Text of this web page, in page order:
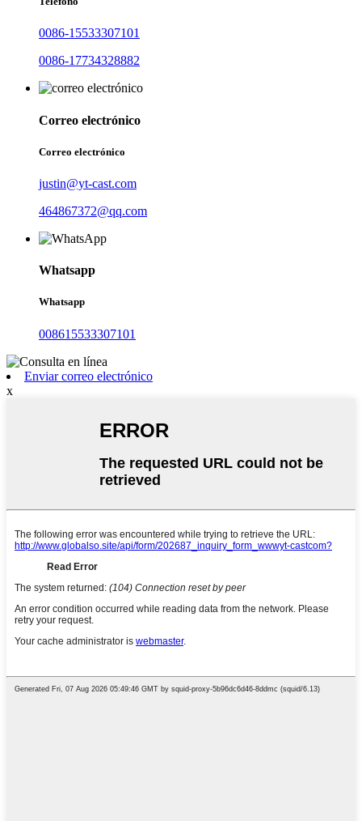
0086-15533307101
0086-17734328882
Correo electrónico
Correo electrónico
justin@yt-cast.com
464867372@qq.com
Whatsapp
Whatsapp
008615533307101
Enviar correo electrónico
x